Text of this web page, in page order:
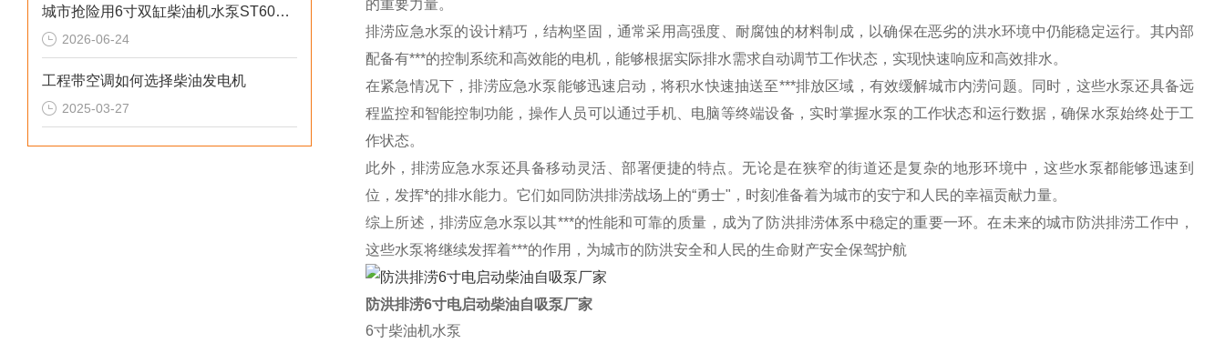
城市抢险用6寸双缸柴油机水泵ST60DS产品介绍
2026-06-24
工程带空调如何选择柴油发电机
2025-03-27
的重要力量。
排涝应急水泵的设计精巧，结构坚固，通常采用高强度、耐腐蚀的材料制成，以确保在恶劣的洪水环境中仍能稳定运行。其内部
配备有***的控制系统和高效能的电机，能够根据实际排水需求自动调节工作状态，实现快速响应和高效排水。
在紧急情况下，排涝应急水泵能够迅速启动，将积水快速抽送至***排放区域，有效缓解城市内涝问题。同时，这些水泵还具备远
程监控和智能控制功能，操作人员可以通过手机、电脑等终端设备，实时掌握水泵的工作状态和运行数据，确保水泵始终处于工
作状态。
此外，排涝应急水泵还具备移动灵活、部署便捷的特点。无论是在狭窄的街道还是复杂的地形环境中，这些水泵都能够迅速到
位，发挥*的排水能力。它们如同防洪排涝战场上的“勇士"，时刻准备着为城市的安宁和人民的幸福贡献力量。
综上所述，排涝应急水泵以其***的性能和可靠的质量，成为了防洪排涝体系中稳定的重要一环。在未来的城市防洪排涝工作中，
这些水泵将继续发挥着***的作用，为城市的防洪安全和人民的生命财产安全保驾护航
防洪排涝6寸电启动柴油自吸泵厂家
6寸柴油机水泵